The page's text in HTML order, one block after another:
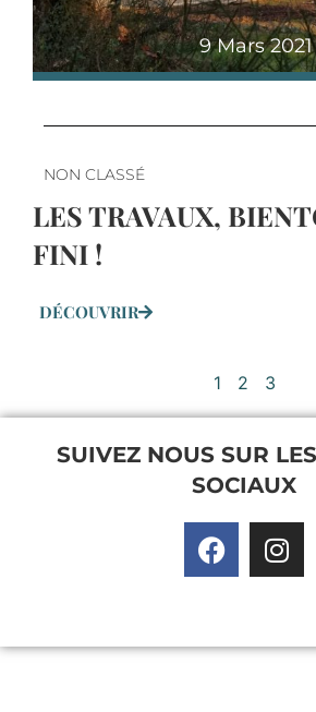
9 Mars 2021
NON CLASSÉ
LES TRAVAUX,
FINI !
DÉCOUVRIR
1 2 3
SUIVEZ NOUS SUR
SOCIAUX